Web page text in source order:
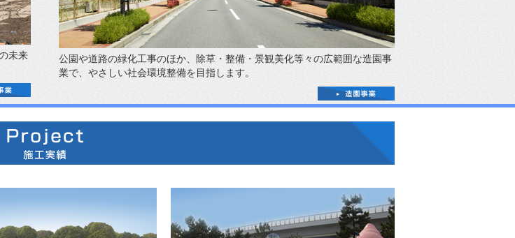
未来
公園や道路の緑化工事のほか、除草・整備・景観美化等々の広範囲な造園事
業で、やさしい社会環境整備を目指します。
周辺緑地（豊中I）整備工事
Project03
二色の浜公園中央遊戯場外遊具等改修工事